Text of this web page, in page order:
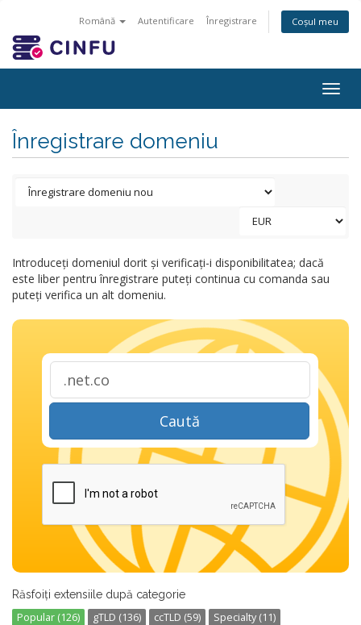
Română Autentificare Înregistrare Coșul meu
Înregistrare domeniu
Introduceți domeniul dorit și verificați-i disponibilitatea; dacă
este liber pentru înregistrare puteți continua cu comanda sau
puteți verifica un alt domeniu.
Caută
Răsfoiți extensiile după categorie
Popular (126) gTLD (136) ccTLD (59)
Specialty (11)